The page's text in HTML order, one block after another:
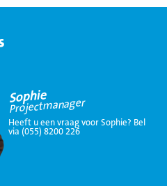
Sophie
Projectmanager
Heeft u een vraag voor Sophie? Bel
via (055) 8200 226